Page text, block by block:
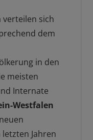
verteilen sich
dem
in den
meisten
Internate
Westfalen
Jahren